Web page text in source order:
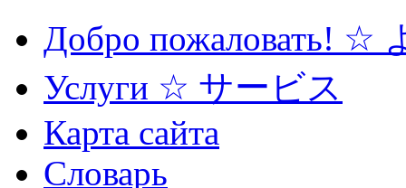
Добро пожаловать! ☆
Услуги ☆ サービス
Карта сайта
Словарь